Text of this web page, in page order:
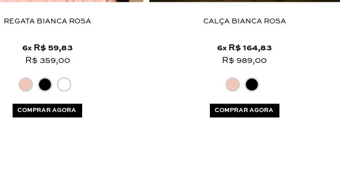
REGATA BIANCA ROSA
6x R$ 59,83
R$ 359,00
COMPRAR AGORA
CALÇA BIANCA ROSA
6x R$ 164,83
R$ 989,00
COMPRAR AGORA